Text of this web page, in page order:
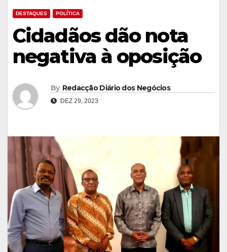
DESTAQUES POLÍTICA
Cidadãos dão nota
negativa à oposição
By Redacção Diário dos Negócios
DEZ 29, 2023